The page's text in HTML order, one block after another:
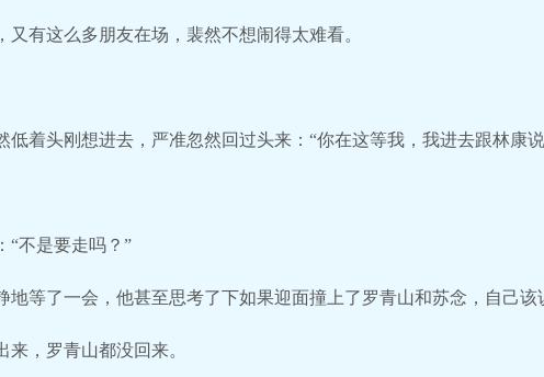
又有这么多朋友在场，裴然不想闹得太难看。
低着头刚想进去，严准忽然回过头来：“你在这等我，我进去跟林康
“不是要走吗？”
地等了一会，他甚至思考了下如果迎面撞上了罗青山和苏念，自己该
，罗青山都没回来。